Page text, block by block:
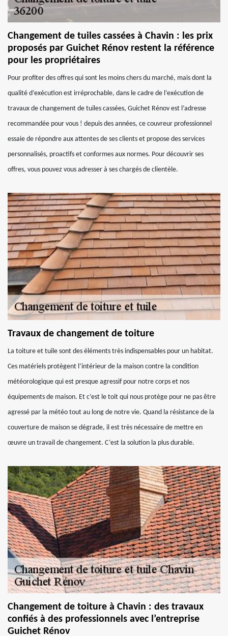
Changement de tuiles cassées à Chavin : les prix
proposés par Guichet Rénov restent la référence
pour les propriétaires
Pour profiter des offres qui sont les moins chers du marché, mais dont la
qualité d’exécution est irréprochable, dans le cadre de l’exécution de
travaux de changement de tuiles cassées, Guichet Rénov est l’adresse
recommandée pour vous ! depuis des années, ce couvreur professionnel
essaie de répondre aux attentes de ses clients et propose des services
personnalisés, proactifs et conformes aux normes. Pour découvrir ses
offres, vous pouvez vous adresser à ses chargés de clientèle.
Travaux de changement de toiture
La toiture et tuile sont des éléments très indispensables pour un habitat.
Ces matériels protègent l’intérieur de la maison contre la condition
météorologique qui est presque agressif pour notre corps et nos
équipements de maison. Et c’est le toit qui nous protège pour ne pas être
agressé par la météo tout au long de notre vie. Quand la résistance de la
couverture de maison se dégrade, il est très nécessaire de mettre en
œuvre un travail de changement. C’est la solution la plus durable.
Changement de toiture à Chavin : des travaux
confiés à des professionnels avec l’entreprise
Guichet Rénov